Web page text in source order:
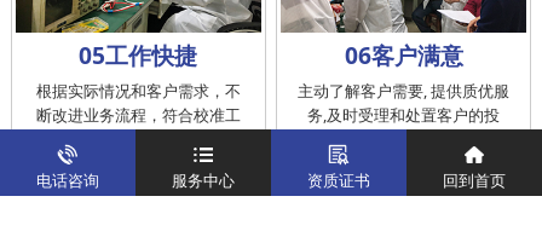
05工作快捷
根据实际情况和客户需求，不
断改进业务流程，符合校准工
作在服务的时间标准内完成
06客户满意
主动了解客户需要, 提供质优服
务,及时受理和处置客户的投
诉，提供快捷、方便的后续服
电话咨询 服务中心 资质证书 回到首页